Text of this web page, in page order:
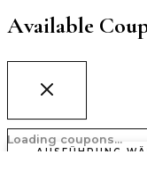
Available
Loading coupons...
AUSFÜHRUNG